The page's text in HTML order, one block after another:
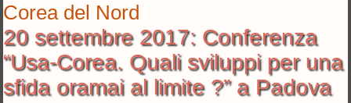
Corea del Nord
20 settembre 2017: Conferenza
“Usa-Corea. Quali sviluppi per una
sfida oramai al limite ?” a Padova